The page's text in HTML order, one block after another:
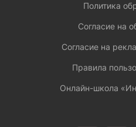
Политика
Согласие на
Согласие на
Правила
Онлайн-школа